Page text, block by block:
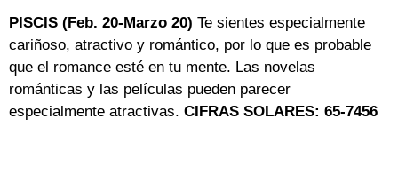
PISCIS (Feb. 20-Marzo 20) Te sientes especialmente
cariñoso, atractivo y romántico, por lo que es probable
que el romance esté en tu mente. Las novelas
románticas y las películas pueden parecer
especialmente atractivas. CIFRAS SOLARES: 65-7456